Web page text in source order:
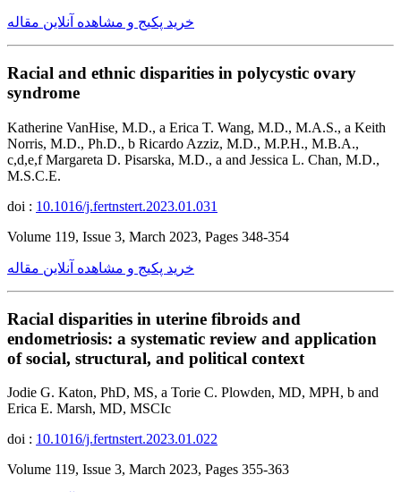
خرید پکیج و مشاهده آنلاین مقاله
Racial and ethnic disparities in polycystic ovary
syndrome
Katherine VanHise, M.D., a Erica T. Wang, M.D., M.A.S., a Keith
Norris, M.D., Ph.D., b Ricardo Azziz, M.D., M.P.H., M.B.A.,
c,d,e,f Margareta D. Pisarska, M.D., a and Jessica L. Chan, M.D.,
M.S.C.E.
doi : 10.1016/j.fertnstert.2023.01.031
Volume 119, Issue 3, March 2023, Pages 348-354
خرید پکیج و مشاهده آنلاین مقاله
Racial disparities in uterine fibroids and
endometriosis: a systematic review and application
of social, structural, and political context
Jodie G. Katon, PhD, MS, a Torie C. Plowden, MD, MPH, b and
Erica E. Marsh, MD, MSCIc
doi : 10.1016/j.fertnstert.2023.01.022
Volume 119, Issue 3, March 2023, Pages 355-363